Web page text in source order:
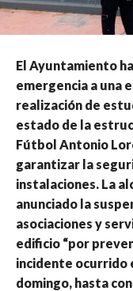
El Ayuntamiento
emergencia a una
realización de
estado de la
Fútbol Antonio
garantizar la
instalaciones. La
anunciado la
asociaciones y
edificio “por
incidente ocurrido
domingo, hasta